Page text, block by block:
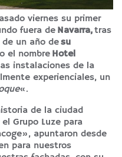
viernes su primer
fuera deNavarra,tras
un año desu
el nombre Hotel
instalaciones de la
experienciales, un
«.
de la ciudad
Grupo Luze para
apuntaron desde
para nuestros